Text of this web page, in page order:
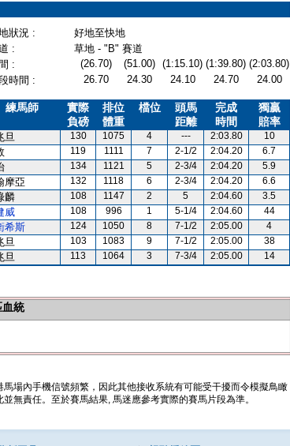
狀況 :
好地至快地
:
草地 - "B" 賽道
: (26.70) (51.00) (1:15.10) (1:39.80) (2:03.80)
時間 :
26.70 24.30 24.10 24.70 24.00
練馬師
實際
負磅
排位
體重
檔位
頭馬
距離
完成
時間
獨贏
賠率
旦 130 1075 4 --- 2:03.80
10
119 1111 7 2-1/2 2:04.20
6.7
134 1121 5 2-3/4 2:04.20
5.9
摩亞 132 1118 6 2-3/4 2:04.20
6.6
麟 108 1147 2 5 2:04.60
3.5
威 108 996 1 5-1/4 2:04.60
44
希斯 124 1050 8 7-1/2 2:05.00
4
旦 103 1083 9 7-1/2 2:05.00
38
旦 113 1064 3 7-3/4 2:05.00 14
血統
場內手機信號頻繁，因此其他接收系統有可能受干擾而令模擬鳥瞰
無責任。至於賽馬結果, 馬迷應參考實際的賽馬片段為準。